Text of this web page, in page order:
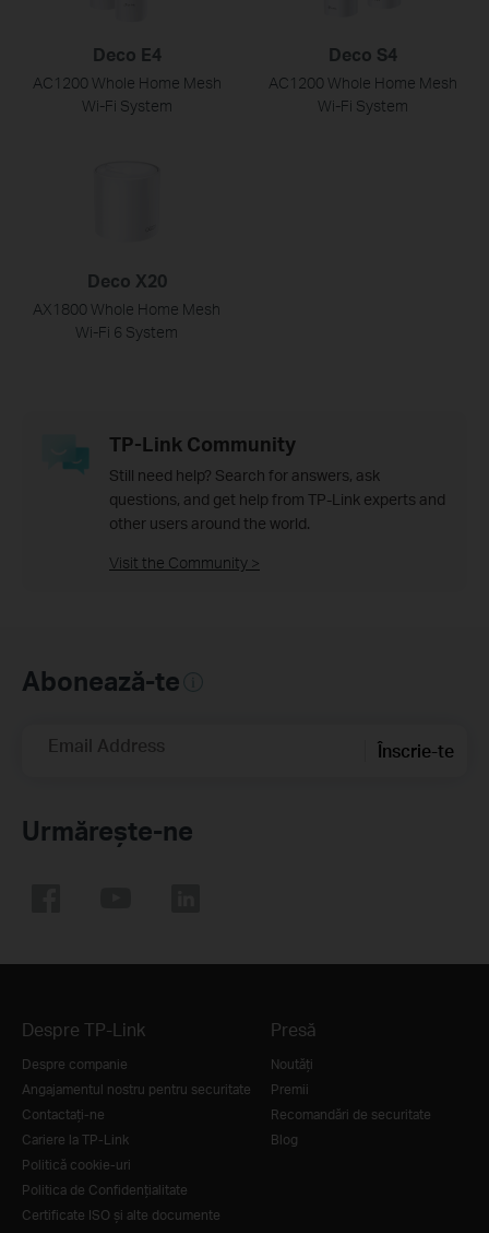
Deco E4
AC1200 Whole Home Mesh
Wi-Fi System
Deco S4
AC1200 Whole Home Mesh
Wi-Fi System
Deco X20
AX1800 Whole Home Mesh
Wi-Fi 6 System
TP-Link Community
Still need help? Search for answers, ask
questions, and get help from TP-Link experts and
other users around the world.
Visit the Community >
Abonează-te
Email Address Înscrie-te
Urmărește-ne
Despre TP-Link
Despre companie
Angajamentul nostru pentru securitate
Contactați-ne
Cariere la TP-Link
Politică cookie-uri
Politica de Confidențialitate
Certificate ISO și alte documente
Presă
Noutăţi
Premii
Recomandări de securitate
Blog